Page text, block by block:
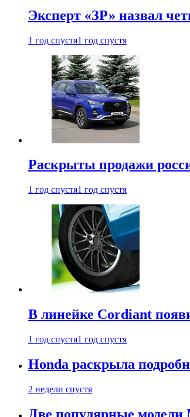
Эксперт «ЗР» назвал
1 год спустя1 год спустя
Раскрыты продажи
1 год спустя1 год спустя
В линейке Cordiant
1 год спустя1 год спустя
Honda раскрыла
2 недели спустя